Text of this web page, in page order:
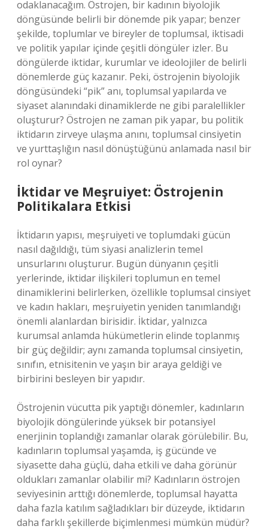
odaklanacağım. Östrojen, bir kadının biyolojik
döngüsünde belirli bir dönemde pik yapar; benzer
şekilde, toplumlar ve bireyler de toplumsal, iktisadi
ve politik yapılar içinde çeşitli döngüler izler. Bu
döngülerde iktidar, kurumlar ve ideolojiler de belirli
dönemlerde güç kazanır. Peki, östrojenin biyolojik
döngüsündeki “pik” anı, toplumsal yapılarda ve
siyaset alanındaki dinamiklerde ne gibi paralellikler
oluşturur? Östrojen ne zaman pik yapar, bu politik
iktidarın zirveye ulaşma anını, toplumsal cinsiyetin
ve yurttaşlığın nasıl dönüştüğünü anlamada nasıl bir
rol oynar?
İktidar ve Meşruiyet: Östrojenin
Politikalara Etkisi
İktidarın yapısı, meşruiyeti ve toplumdaki gücün
nasıl dağıldığı, tüm siyasi analizlerin temel
unsurlarını oluşturur. Bugün dünyanın çeşitli
yerlerinde, iktidar ilişkileri toplumun en temel
dinamiklerini belirlerken, özellikle toplumsal cinsiyet
ve kadın hakları, meşruiyetin yeniden tanımlandığı
önemli alanlardan birisidir. İktidar, yalnızca
kurumsal anlamda hükümetlerin elinde toplanmış
bir güç değildir; aynı zamanda toplumsal cinsiyetin,
sınıfın, etnisitenin ve yaşın bir araya geldiği ve
birbirini besleyen bir yapıdır.
Östrojenin vücutta pik yaptığı dönemler, kadınların
biyolojik döngülerinde yüksek bir potansiyel
enerjinin toplandığı zamanlar olarak görülebilir. Bu,
kadınların toplumsal yaşamda, iş gücünde ve
siyasette daha güçlü, daha etkili ve daha görünür
oldukları zamanlar olabilir mi? Kadınların östrojen
seviyesinin arttığı dönemlerde, toplumsal hayatta
daha fazla katılım sağladıkları bir düzeyde, iktidarın
daha farklı şekillerde biçimlenmesi mümkün müdür?